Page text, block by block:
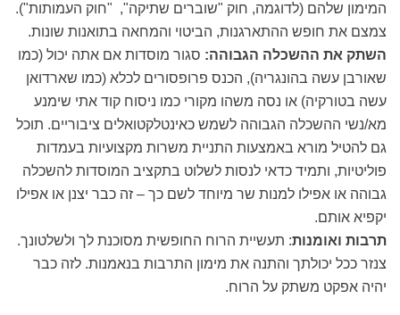
המימון שלהם (לדוגמה, חוק "שוברים שתיקה", "חוק העמותות").
צמצם את חופש ההתארגנות, הביטוי והמחאה בתואנות שונות.
השתק את ההשכלה הגבוהה: סגור מוסדות אם אתה יכול (כמו
שאורבן עשה בהונגריה), הכנס פרופסורים לכלא (כמו שארדואן
עשה בטורקיה) או נסה משהו מקורי כמו ניסוח קוד אתי שימנע
מא/נשי ההשכלה הגבוהה לשמש כאינטלקטואלים ציבוריים. תוכל
גם להטיל מורא באמצעות התניית משרות מקצועיות בעמדות
פוליטיות, ותמיד כדאי לנסות לשלוט בתקציב המוסדות להשכלה
גבוהה או אפילו למנות שר מיוחד לשם כך – זה כבר יצנן או אפילו
יקפיא אותם.
תרבות ואומנות: תעשיית הרוח החופשית מסוכנת לך ולשלטונך.
צנזר ככל יכולתך והתנה את מימון התרבות בנאמנות. לזה כבר
יהיה אפקט משתק על הרוח.